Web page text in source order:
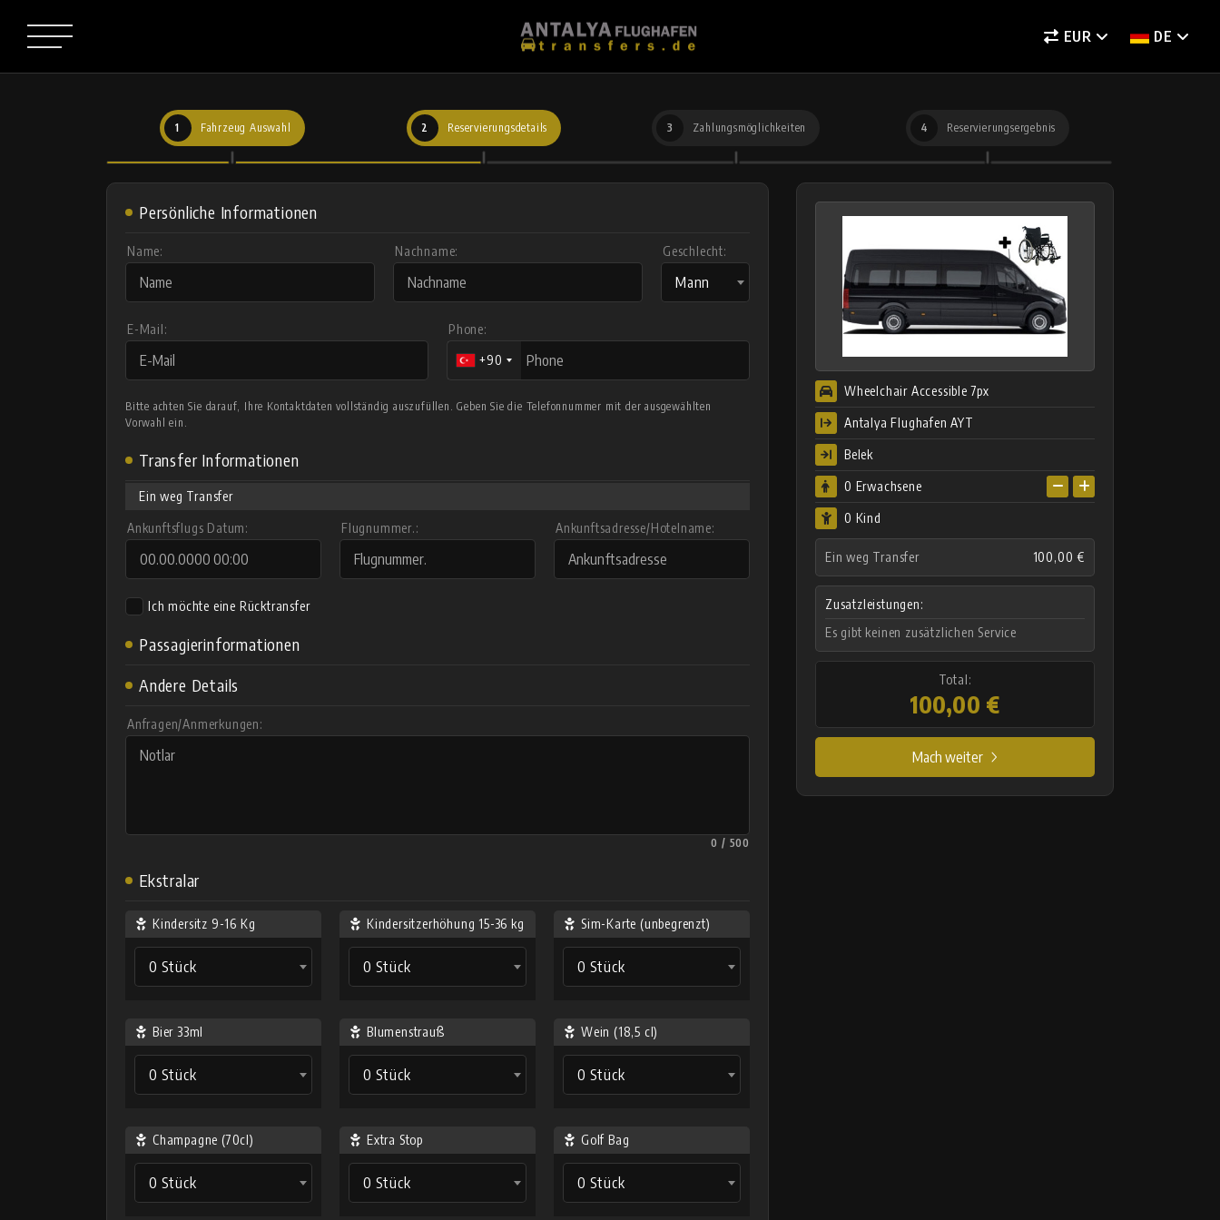
EUR DE
1 Fahrzeug Auswahl 2 Reservierungsdetails 3 Zahlungsmöglichkeiten 4 Reservierungsergebnis
Persönliche Informationen
Name: Nachname: Geschlecht:
Mann
E-Mail:
Phone:
+90
Bitte achten Sie darauf, Ihre Kontaktdaten vollständig auszufüllen. Geben Sie die Telefonnummer mit der ausgewählten
Vorwahl ein.
Transfer Informationen
Ein weg Transfer
Ankunftsflugs Datum: Flugnummer.: Ankunftsadresse/Hotelname:
Ich möchte eine Rücktransfer
Passagierinformationen
Andere Details
Anfragen/Anmerkungen:
0 / 500
Ekstralar
Kindersitz 9-16 Kg
0 Stück
Kindersitzerhöhung 15-36 kg
0 Stück
Sim-Karte (unbegrenzt)
0 Stück
Bier 33ml
0 Stück
Blumenstrauß
0 Stück
Wein (18,5 cl)
0 Stück
Champagne (70cl)
0 Stück
Extra Stop
0 Stück
Golf Bag
0 Stück
Wheelchair Accessible 7px
Antalya Flughafen AYT
Belek
0 Erwachsene
0 Kind
Ein weg Transfer 100,00 €
Zusatzleistungen:
Es gibt keinen zusätzlichen Service
Total:
100,00 €
Mach weiter